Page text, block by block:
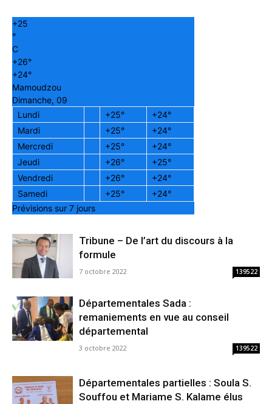
+25
°
C
+26°
+24°
Mamoudzou
Dimanche, 09
Lundi
+25° +24°
Mardi
+25° +24°
Mercredi
+25° +24°
Jeudi
+26° +25°
Vendredi
+26° +24°
Samedi
+25° +24°
Prévisions sur 7 jours
Tribune – De l’art du discours à la
formule
7 octobre 2022 139522
Départementales Sada :
remaniements en vue au conseil
départemental
3 octobre 2022 139522
Départementales partielles : Soula S.
Souffou et Mariame S. Kalame élus